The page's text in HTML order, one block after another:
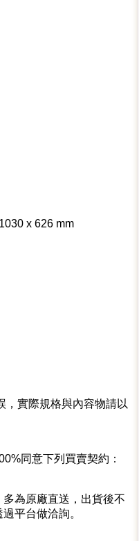
x 626 mm
，實際規格與內容物請以
同意下列買賣契約：
為原廠直送，出貨後不
平台做洽詢。